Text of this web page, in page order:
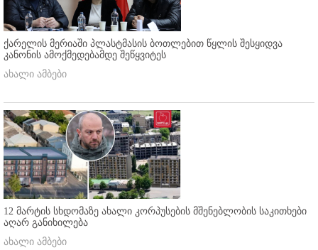
ქარელის მერიაში პლასტმასის ბოთლებით წყლის შესყიდვა
კანონის ამოქმედებამდე შეწყვიტეს
ახალი ამბები
12 მარტის სხდომაზე ახალი კორპუსების მშენებლობის საკითხები
აღარ განიხილება
ახალი ამბები